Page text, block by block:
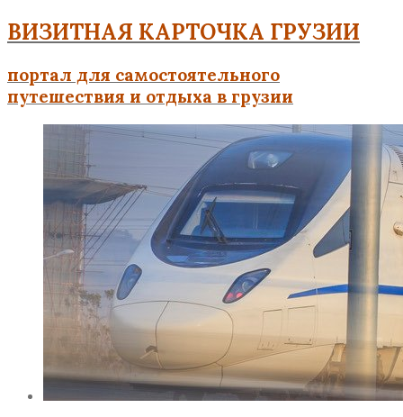
ВИЗИТНАЯ КАРТОЧКА ГРУЗИИ
портал для самостоятельного
путешествия и отдыха в грузии